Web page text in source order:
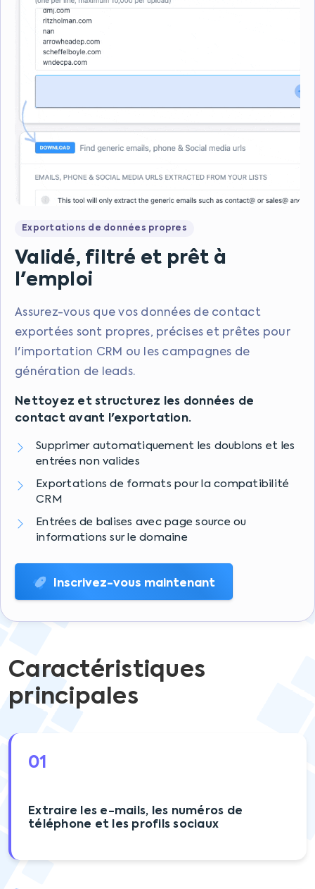
Exportations de données propres
Validé, filtré et prêt à
l'emploi
Assurez-vous que vos données de contact
exportées sont propres, précises et prêtes pour
l'importation CRM ou les campagnes de
génération de leads.
Nettoyez et structurez les données de
contact avant l'exportation.
Supprimer automatiquement les doublons et les
entrées non valides
Exportations de formats pour la compatibilité
CRM
Entrées de balises avec page source ou
informations sur le domaine
Inscrivez-vous maintenant
Caractéristiques
principales
01
Extraire les e-mails, les numéros de
téléphone et les profils sociaux